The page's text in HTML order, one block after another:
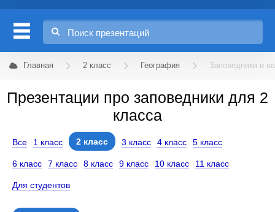
Главная 2 класс География Заповедники и
Презентации про заповедники для 2
класса
Все 1 класс 2 класс 3 класс 4 класс 5 класс
6 класс 7 класс 8 класс 9 класс 10 класс 11 класс
Для студентов